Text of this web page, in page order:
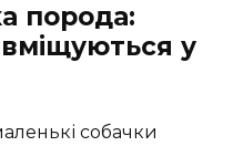
порода:
вміщуються у
собачки